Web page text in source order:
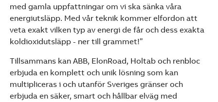
med gamla uppfattningar om vi ska sänka våra
energiutsläpp. Med vår teknik kommer elfordon att
veta exakt vilken typ av energi de får och dess exakta
koldioxidutsläpp - ner till grammet!”
Tillsammans kan ABB, ElonRoad, Holtab och renbloc
erbjuda en komplett och unik lösning som kan
multipliceras i och utanför Sveriges gränser och
erbjuda en säker, smart och hållbar elväg med